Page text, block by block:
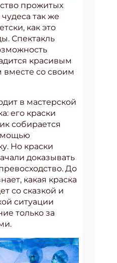
прожитых
так же
как это
Спектакль
красивым
вместе со своим
в мастерской
его краски
собирается
Но краски
доказывать
До
какая краска
со сказкой и
ситуации
только за